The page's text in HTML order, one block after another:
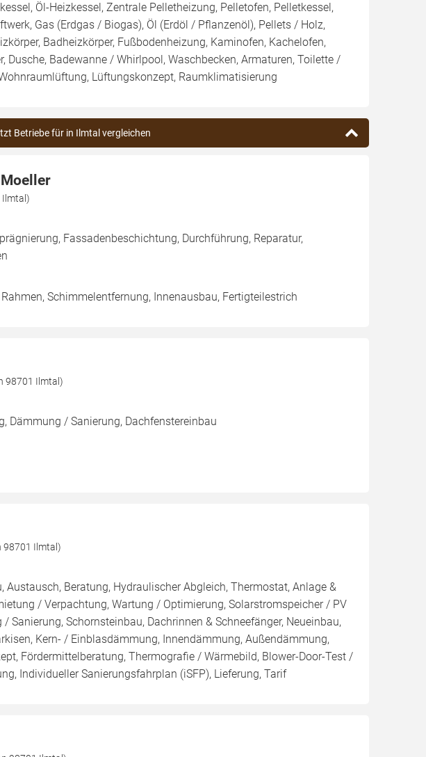
Öl-Heizkessel, Zentrale Pelletheizung, Pelletofen, Pelletkessel,
Gas (Erdgas / Biogas), Öl (Erdöl / Pflanzenöl), Pellets / Holz,
Badheizkörper, Fußbodenheizung, Kaminofen, Kachelofen,
Badewanne / Whirlpool, Waschbecken, Armaturen, Toilette /
Lüftungskonzept, Raumklimatisierung
Betriebe für in Ilmtal vergleichen
Ilmtal)
Fassadenbeschichtung, Durchführung, Reparatur,
Schimmelentfernung, Innenausbau, Fertigteilestrich
98701 Ilmtal)
Dämmung / Sanierung, Dachfenstereinbau
98701 Ilmtal)
Beratung, Hydraulischer Abgleich, Thermostat, Anlage &
/ Verpachtung, Wartung / Optimierung, Solarstromspeicher / PV
Sanierung, Schornsteinbau, Dachrinnen & Schneefänger, Neueinbau,
Kern- / Einblasdämmung, Innendämmung, Außendämmung,
Fördermittelberatung, Thermografie / Wärmebild, Blower-Door-Test /
Individueller Sanierungsfahrplan (iSFP), Lieferung, Tarif